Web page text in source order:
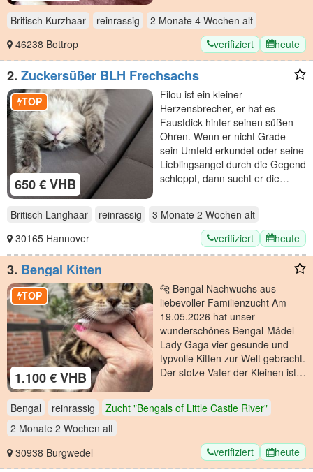
Britisch Kurzhaar reinrassig 2 Monate 4 Wochen alt
46238 Bottrop
verifiziert heute
2. Zuckersüßer BLH Frechsachs
650 € VHB
TOP
Filou ist ein kleiner
Herzensbrecher, er hat es
Faustdick hinter seinen süßen
Ohren. Wenn er nicht Grade
sein Umfeld erkundet oder seine
Lieblingsangel durch die Gegend
schleppt, dann sucht er die…
Britisch Langhaar reinrassig 3 Monate 2 Wochen alt
30165 Hannover
verifiziert heute
3. Bengal Kitten
1.100 € VHB
TOP
🐆 Bengal Nachwuchs aus
liebevoller Familienzucht Am
19.05.2026 hat unser
wunderschönes Bengal-Mädel
Lady Gaga vier gesunde und
typvolle Kitten zur Welt gebracht.
Der stolze Vater der Kleinen ist…
Bengal reinrassig
Zucht "Bengals of Little Castle River"
2 Monate 2 Wochen alt
30938 Burgwedel
verifiziert heute